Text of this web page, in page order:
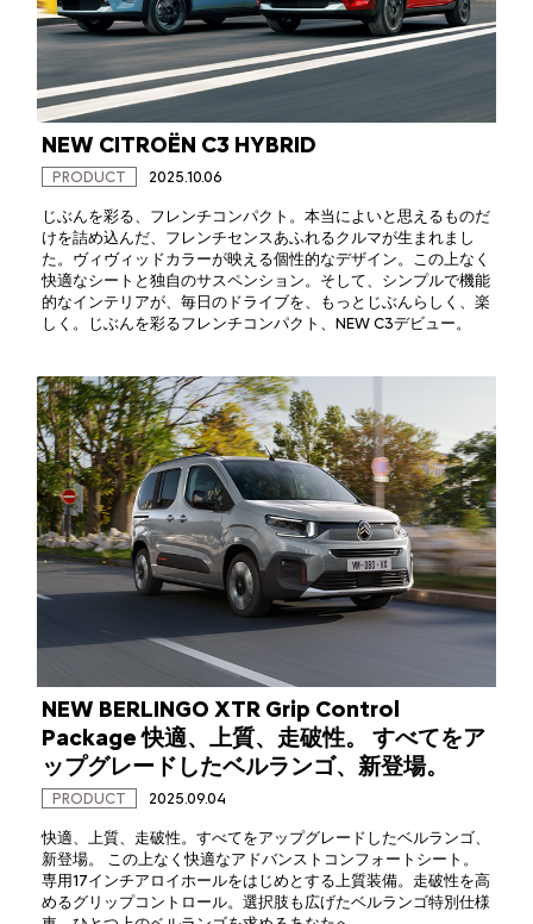
NEW CITROËN C3 HYBRID
PRODUCT 2025.10.06
じぶんを彩る、フレンチコンパクト。本当によいと思えるものだ
けを詰め込んだ、フレンチセンスあふれるクルマが生まれまし
た。ヴィヴィッドカラーが映える個性的なデザイン。この上なく
快適なシートと独自のサスペンション。そして、シンプルで機能
的なインテリアが、毎日のドライブを、もっとじぶんらしく、楽
しく。じぶんを彩るフレンチコンパクト、NEW C3デビュー。
NEW BERLINGO XTR Grip Control
Package 快適、上質、走破性。 すべてをア
ップグレードしたベルランゴ、新登場。
PRODUCT 2025.09.04
快適、上質、走破性。すべてをアップグレードしたベルランゴ、
新登場。 この上なく快適なアドバンストコンフォートシート。
専用17インチアロイホールをはじめとする上質装備。走破性を高
めるグリップコントロール。選択肢も広げたベルランゴ特別仕様